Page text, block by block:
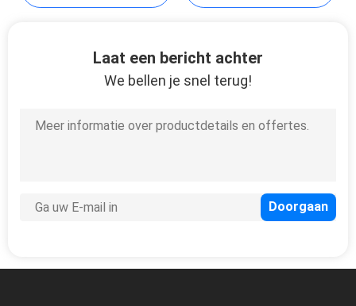
Laat een bericht achter
We bellen je snel terug!